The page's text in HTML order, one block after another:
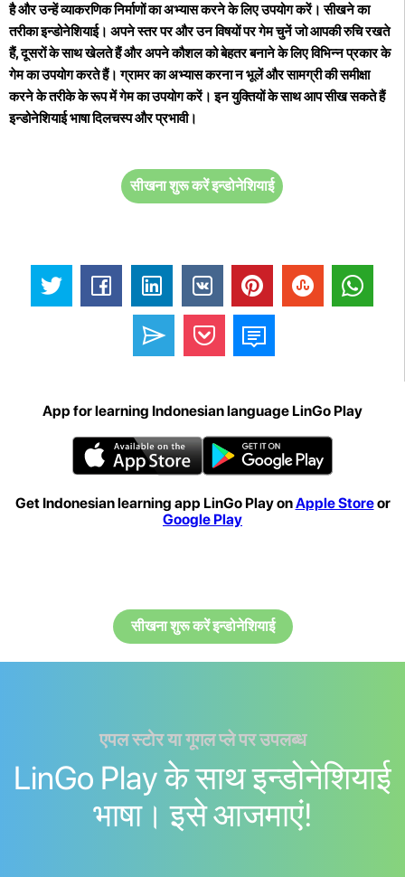
है और उन्हें व्याकरणिक निर्माणों का अभ्यास करने के लिए उपयोग करें। सीखने का
तरीका इन्डोनेशियाई। अपने स्तर पर और उन विषयों पर गेम चुनें जो आपकी रुचि रखते
हैं, दूसरों के साथ खेलते हैं और अपने कौशल को बेहतर बनाने के लिए विभिन्न प्रकार के
गेम का उपयोग करते हैं। ग्रामर का अभ्यास करना न भूलें और सामग्री की समीक्षा
करने के तरीके के रूप में गेम का उपयोग करें। इन युक्तियों के साथ आप सीख सकते हैं
इन्डोनेशियाई भाषा दिलचस्प और प्रभावी।
सीखना शुरू करें इन्डोनेशियाई
App for learning Indonesian language LinGo Play
Get Indonesian learning app LinGo Play onApple Storeor
Google Play
सीखना शुरू करें इन्डोनेशियाई
एपल स्टोर या गूगल प्ले पर उपलब्ध
LinGo Play के साथ इन्डोनेशियाई
भाषा। इसे आजमाएं!